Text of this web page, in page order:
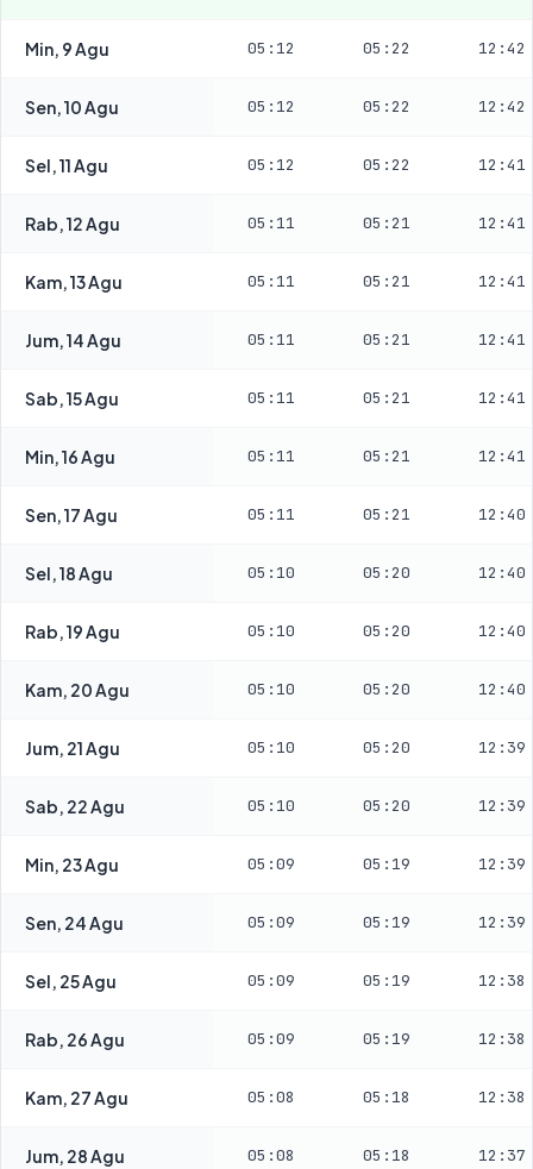
Min, 9 Agu 05:12 05:22 12:42
Sen, 10 Agu 05:12 05:22 12:42
Sel, 11 Agu 05:12 05:22 12:41
Rab, 12 Agu 05:11 05:21 12:41
Kam, 13 Agu 05:11 05:21 12:41
Jum, 14 Agu 05:11 05:21 12:41
Sab, 15 Agu 05:11 05:21 12:41
Min, 16 Agu 05:11 05:21 12:41
Sen, 17 Agu 05:11 05:21 12:40
Sel, 18 Agu 05:10 05:20 12:40
Rab, 19 Agu 05:10 05:20 12:40
Kam, 20 Agu 05:10 05:20 12:40
Jum, 21 Agu 05:10 05:20 12:39
Sab, 22 Agu 05:10 05:20 12:39
Min, 23 Agu 05:09 05:19 12:39
Sen, 24 Agu 05:09 05:19 12:39
Sel, 25 Agu 05:09 05:19 12:38
Rab, 26 Agu 05:09 05:19 12:38
Kam, 27 Agu 05:08 05:18 12:38
Jum, 28 Agu 05:08 05:18 12:37